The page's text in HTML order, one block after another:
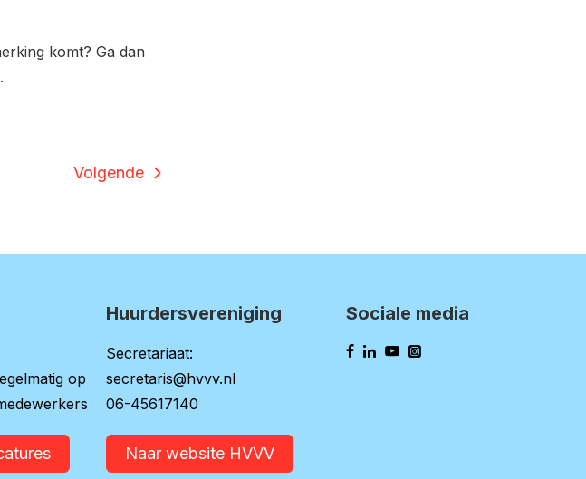
komt? Ga dan
.
Volgende
op
Huurdersvereniging
Secretariaat:
secretaris@hvvv.nl
06-45617140
Naar website HVVV
Sociale media